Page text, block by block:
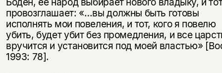
провозглашает: «…вы должны быть готовы
исполнять мои повеления, и тот, кого я повелю
убить, будет убит без промедления, и все
вручится и установится под моей властью»
1993: 78].